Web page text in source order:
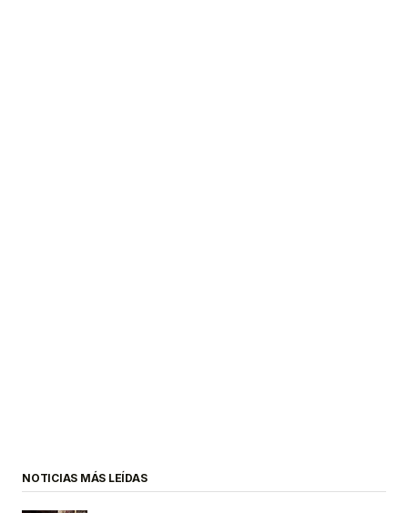
NOTICIAS MÁS LEÍDAS